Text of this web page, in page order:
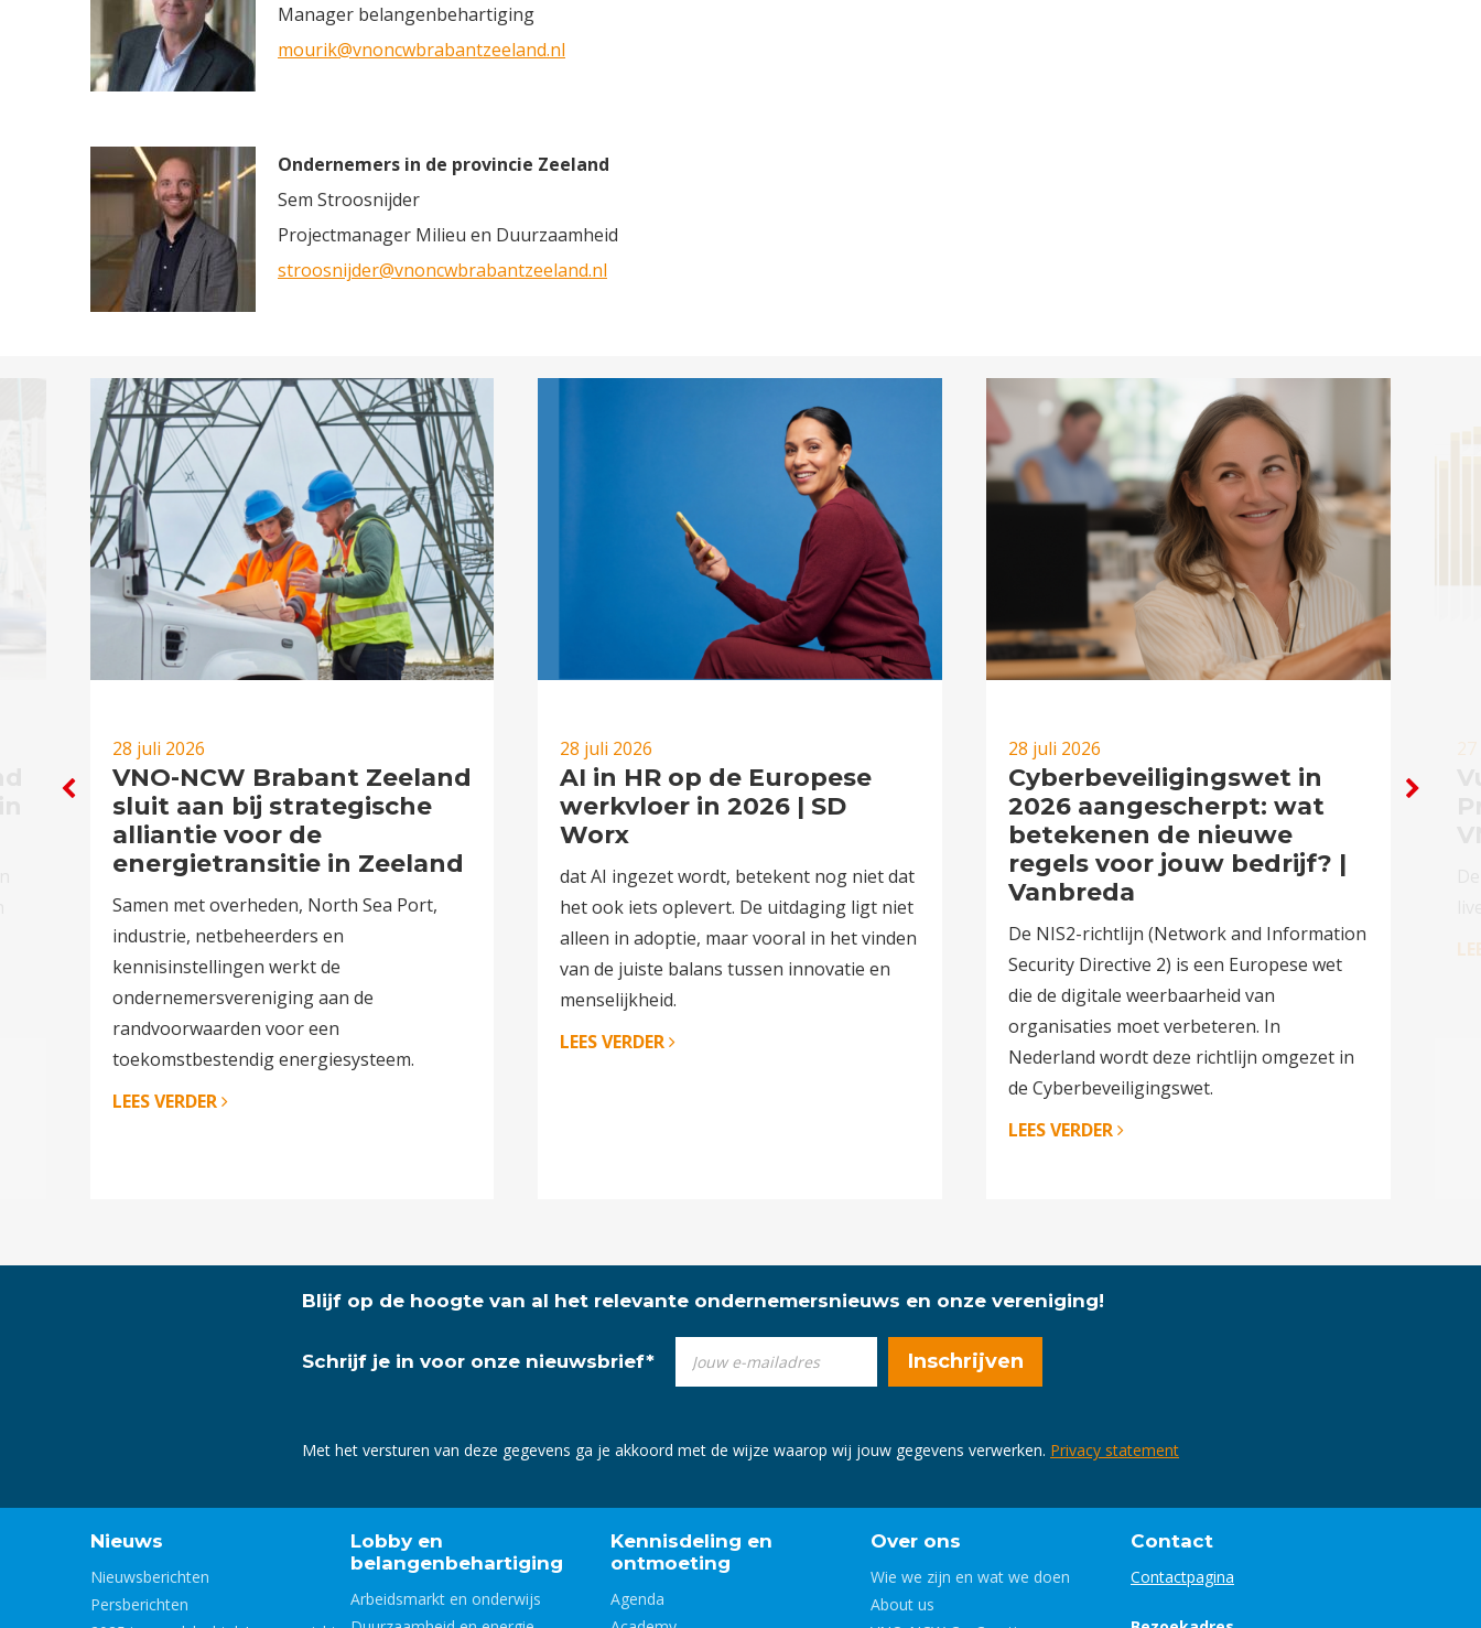
Manager belangenbehartiging
mourik@vnoncwbrabantzeeland.nl
Ondernemers in de provincie Zeeland
Sem Stroosnijder
Projectmanager Milieu en Duurzaamheid
stroosnijder@vnoncwbrabantzeeland.nl
28 juli 2026
VNO-NCW Brabant Zeeland
sluit aan bij strategische
alliantie voor de
energietransitie in Zeeland
Samen met overheden, North Sea Port,
industrie, netbeheerders en
kennisinstellingen werkt de
ondernemersvereniging aan de
randvoorwaarden voor een
toekomstbestendig energiesysteem.
LEES VERDER
28 juli 2026
AI in HR op de Europese
werkvloer in 2026 | SD
Worx
dat AI ingezet wordt, betekent nog niet dat
het ook iets oplevert. De uitdaging ligt niet
alleen in adoptie, maar vooral in het vinden
van de juiste balans tussen innovatie en
menselijkheid.
LEES VERDER
28 juli 2026
Cyberbeveiligingswet in
2026 aangescherpt: wat
betekenen de nieuwe
regels voor jouw bedrijf? |
Vanbreda
De NIS2-richtlijn (Network and Information
Security Directive 2) is een Europese wet
die de digitale weerbaarheid van
organisaties moet verbeteren. In
Nederland wordt deze richtlijn omgezet in
de Cyberbeveiligingswet.
LEES VERDER
Blijf op de hoogte van al het relevante ondernemersnieuws en onze vereniging!
Schrijf je in voor onze nieuwsbrief*
Met het versturen van deze gegevens ga je akkoord met de wijze waarop wij jouw gegevens verwerken. Privacy statement
Nieuws
Nieuwsberichten
Persberichten
Lobby en
belangenbehartiging
Arbeidsmarkt en onderwijs
Kennisdeling en
ontmoeting
Agenda
Over ons
Wie we zijn en wat we doen
About us
Contact
Contactpagina